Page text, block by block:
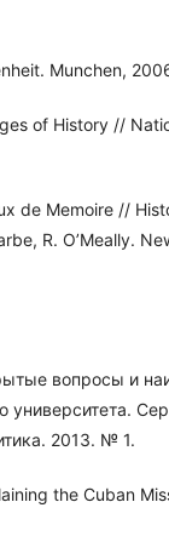
Munchen,
of History //
de Memoire //
R. O’Meally.
вопросы и
университета.
2013. № 1.
the Cuban